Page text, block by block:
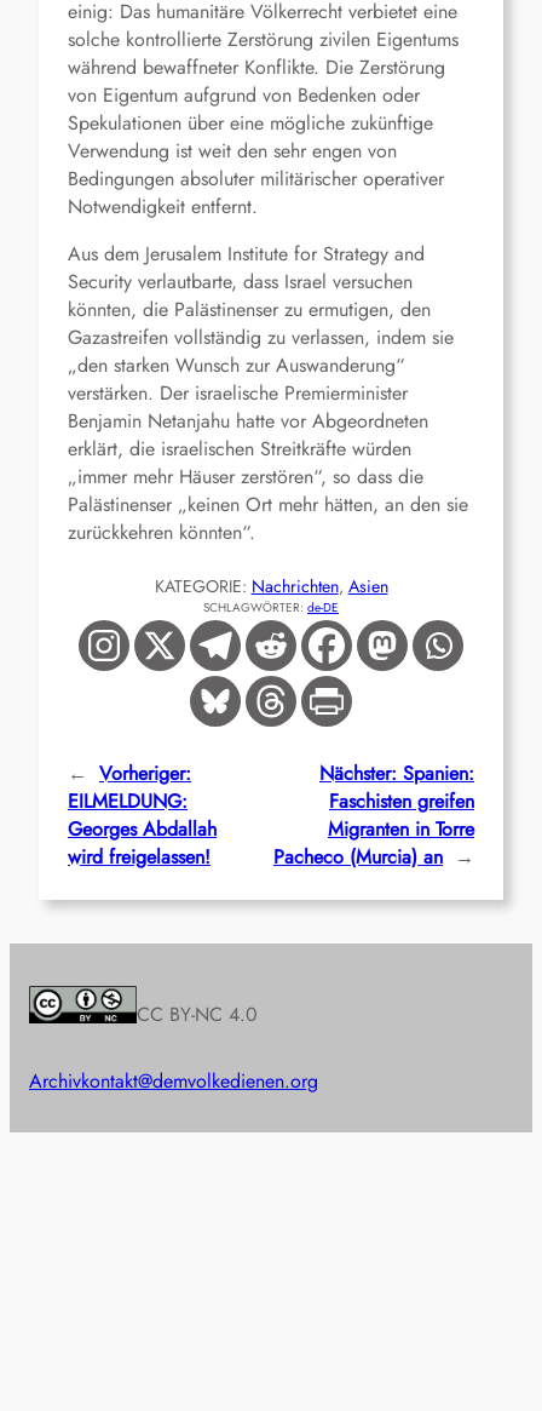
einig: Das humanitäre Völkerrecht verbietet eine
solche kontrollierte Zerstörung zivilen Eigentums
während bewaffneter Konflikte. Die Zerstörung
von Eigentum aufgrund von Bedenken oder
Spekulationen über eine mögliche zukünftige
Verwendung ist weit den sehr engen von
Bedingungen absoluter militärischer operativer
Notwendigkeit entfernt.
Aus dem Jerusalem Institute for Strategy and
Security verlautbarte, dass Israel versuchen
könnten, die Palästinenser zu ermutigen, den
Gazastreifen vollständig zu verlassen, indem sie
„den starken Wunsch zur Auswanderung“
verstärken. Der israelische Premierminister
Benjamin Netanjahu hatte vor Abgeordneten
erklärt, die israelischen Streitkräfte würden
„immer mehr Häuser zerstören“, so dass die
Palästinenser „keinen Ort mehr hätten, an den sie
zurückkehren könnten“.
KATEGORIE: Nachrichten, Asien
SCHLAGWÖRTER: de-DE
← Vorheriger:
EILMELDUNG:
Georges Abdallah
wird freigelassen!
Nächster: Spanien:
Faschisten greifen
Migranten in Torre
Pacheco (Murcia) an →
CC BY-NC 4.0
Archivkontakt@demvolkedienen.org